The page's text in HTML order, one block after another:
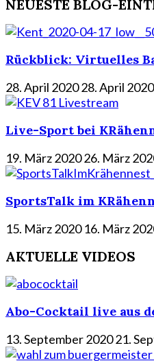
NEUESTE BLOG-
Rückblick: Virtuelles
28. April 202028. April 2020
Live-Sport bei
19. März 202026. März
SportsTalk im
15. März 2020 16. März
AKTUELLE VIDEOS
Abo-Cocktail live aus
13. September 202021.